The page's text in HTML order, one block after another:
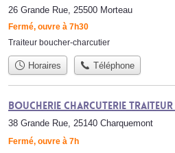
26 Grande Rue, 25500 Morteau
Fermé, ouvre à 7h30
Traiteur boucher-charcutier
Horaires Téléphone
Boucherie Charcuterie Traiteur
38 Grande Rue, 25140 Charquemont
Fermé, ouvre à 7h